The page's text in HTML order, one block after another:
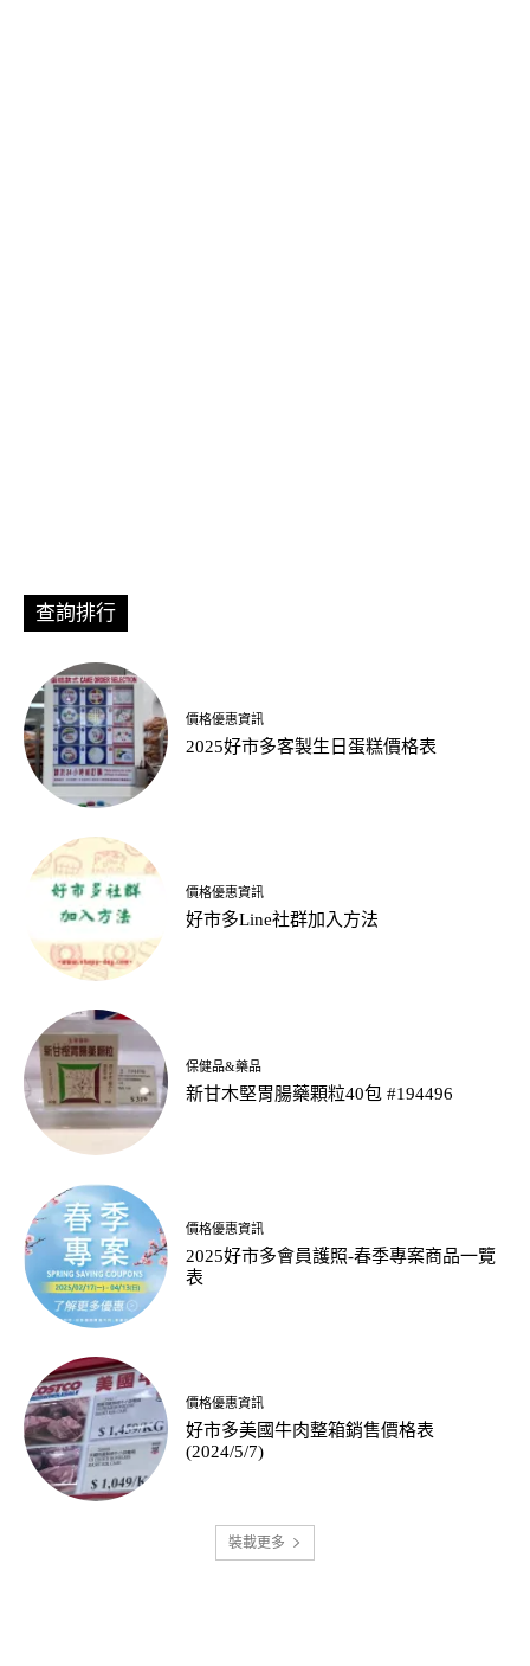
查詢排行
價格優惠資訊
2025好市多客製生日蛋糕價格表
價格優惠資訊
好市多Line社群加入方法
保健品&藥品
新甘木堅胃腸藥顆粒40包 #194496
價格優惠資訊
2025好市多會員護照-春季專案商品一覽
表
價格優惠資訊
好市多美國牛肉整箱銷售價格表
(2024/5/7)
裝載更多